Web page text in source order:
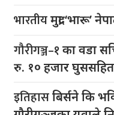
भारतीयमुद्रा ‘भारू’
गौरीगञ्ज–१का वडा
रु. १० हजार घुससहित
इतिहासबिर्सने कि